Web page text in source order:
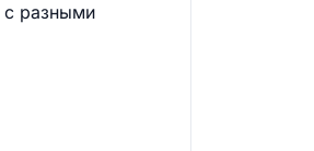
с разными